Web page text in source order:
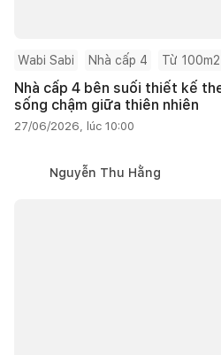
Wabi Sabi Nhà cấp 4 Từ
Nhà cấp 4 bên suối thiết kế
sống chậm giữa thiên nhiên
27/06/2026, lúc 10:00
Nguyễn Thu Hằng